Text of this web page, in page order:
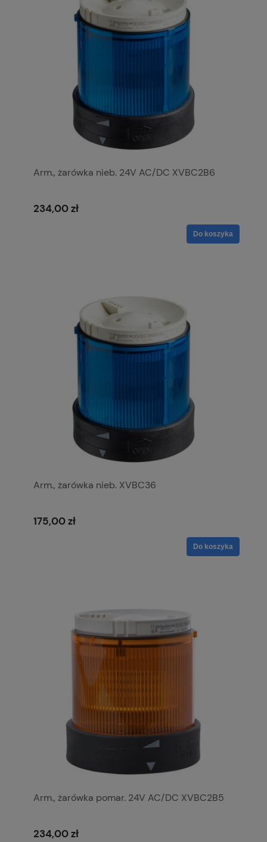
Arm., żarówka nieb. 24V AC/DC XVBC2B6
234,00 zł
Do koszyka
Arm., żarówka nieb. XVBC36
175,00 zł
Do koszyka
Arm., żarówka pomar. 24V AC/DC XVBC2B5
234,00 zł